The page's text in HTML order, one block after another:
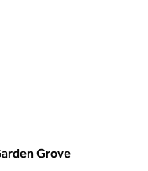
Grove